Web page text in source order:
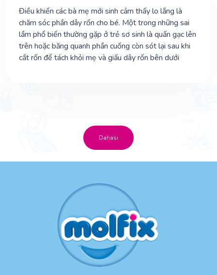
Điều khiến các bà mẹ mới sinh cảm thấy lo lắng là
chăm sóc phần dây rốn cho bé. Một trong những sai
lầm phổ biến thường gặp ở trẻ sơ sinh là quấn gạc lên
trên hoặc băng quanh phần cuống còn sót lại sau khi
cắt rốn để tách khỏi mẹ và giấu dây rốn bên dưới
Dahası